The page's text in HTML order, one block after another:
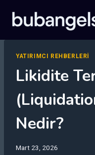
YATIRIMCI REHBERLERI
Likidite
Nedir?
Mart 23, 2026